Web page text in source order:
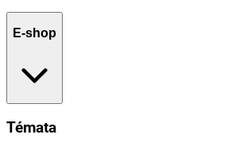
E-shop
Témata